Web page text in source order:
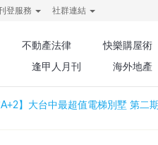
登服務 社群連結
不動產法律
快樂購屋術
逢甲人月刊 海外地產
】大台中最超值電梯別墅 第二